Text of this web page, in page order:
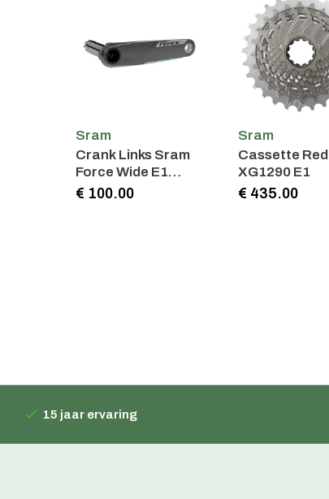
Sram
Crank Links Sram
Force Wide E1
172.5mm DUB
€ 100.00
Sram
Cassette Red
XG1290 E1
€ 435.00
15 jaar ervaring